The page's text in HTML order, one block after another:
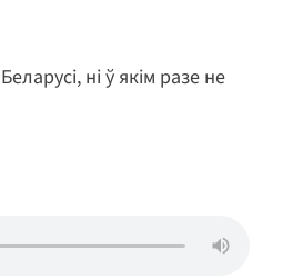
ні ў якім разе не